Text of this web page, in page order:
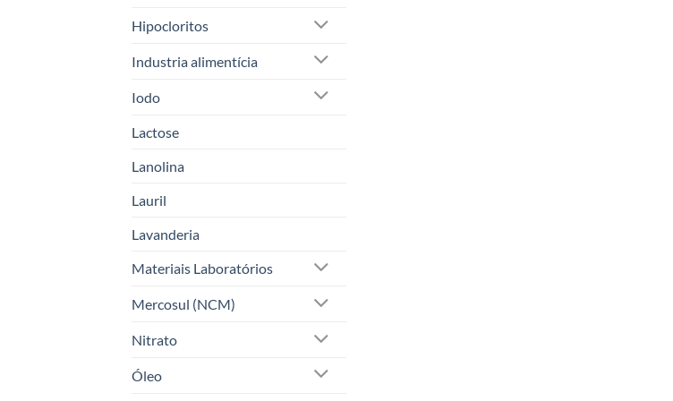
Hipocloritos
Industria alimentícia
Iodo
Lactose
Lanolina
Lauril
Lavanderia
Materiais Laboratórios
Mercosul (NCM)
Nitrato
Óleo